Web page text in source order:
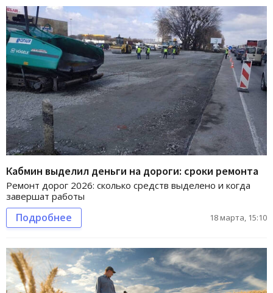
Кабмин выделил деньги на дороги: сроки ремонта
Ремонт дорог 2026: сколько средств выделено и когда
завершат работы
Подробнее 18 марта, 15:10